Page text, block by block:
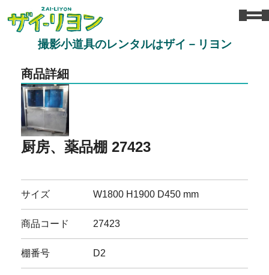
撮影小道具のレンタルはザイ－リヨン
商品詳細
厨房、薬品棚 27423
サイズ W1800 H1900 D450 mm
商品コード 27423
棚番号 D2